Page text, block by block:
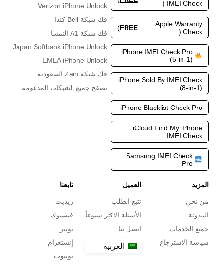
IMEI Check (
Apple Warranty
Check (
FREE
)
iPhone IMEI Check Pro
(5-in-1)
iPhone Sold By IMEI Check
(8-in-1)
iPhone Blacklist Check Pro
iCloud Find My iPhone
IMEI Check
Samsung IMEI Check
Pro
Verizon iPhone Unlock
فك شبكة Bell كندا
فك شبكة A1 النمسا
Japan Softbank iPhone Unlock
EMEA iPhone Unlock
فك شبكة Zain السعودية
تصفح جميع الشبكات المدعومة
المزيد
من نحن
المدونة
جميع الخدمات
سياسة الاسترجاع
العميل
تتبع الطلب
الأسئلة الاكثر شيوعاً
اتصل بنا
العربية
تابعنا
ريديت
فيسبوك
تويتر
إنستغرام
يوتيوب